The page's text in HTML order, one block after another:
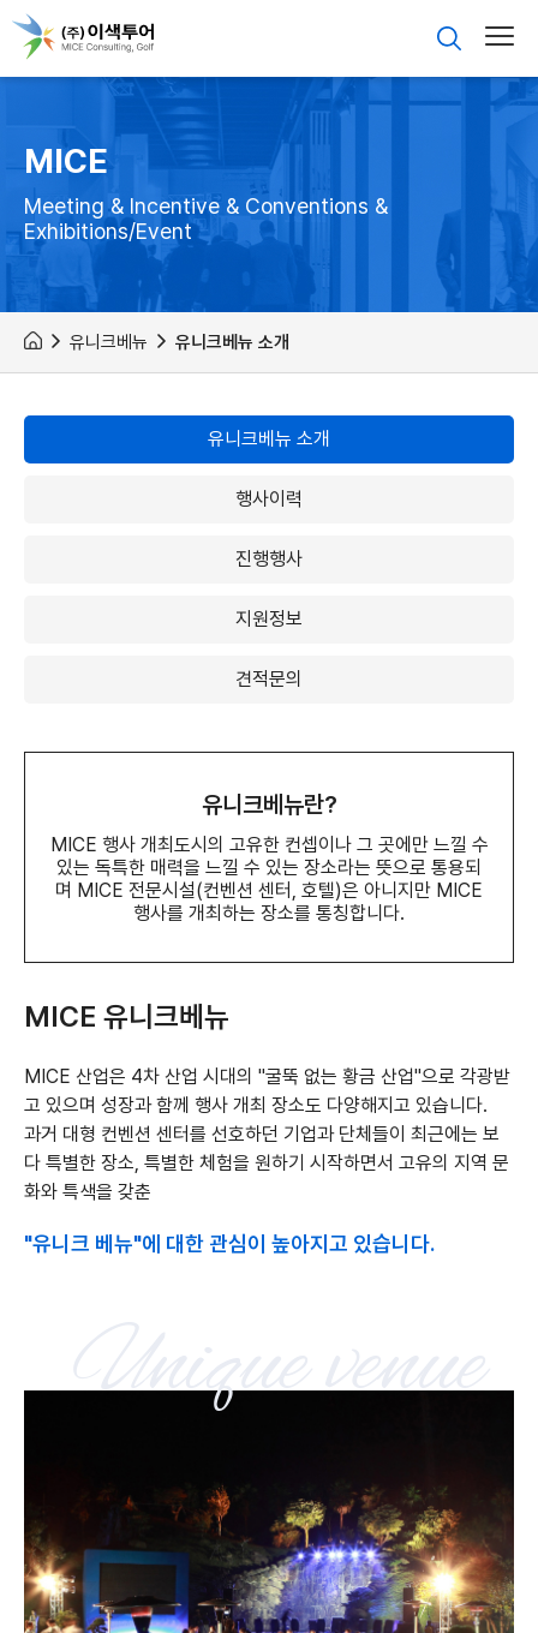
MICE
Meeting & Incentive & Conventions &
Exhibitions/Event
유니크베뉴 유니크베뉴 소개
유니크베뉴 소개
행사이력
진행행사
지원정보
견적문의
유니크베뉴란?
MICE 행사 개최도시의 고유한 컨셉이나 그 곳에만 느낄 수
있는 독특한 매력을 느낄 수 있는 장소라는 뜻으로 통용되
며 MICE 전문시설(컨벤션 센터, 호텔)은 아니지만 MICE
행사를 개최하는 장소를 통칭합니다.
MICE 유니크베뉴
MICE 산업은 4차 산업 시대의 "굴뚝 없는 황금 산업"으로 각광받
고 있으며 성장과 함께 행사 개최 장소도 다양해지고 있습니다.
과거 대형 컨벤션 센터를 선호하던 기업과 단체들이 최근에는 보
다 특별한 장소, 특별한 체험을 원하기 시작하면서 고유의 지역 문
화와 특색을 갖춘
"유니크 베뉴"에 대한 관심이 높아지고 있습니다.
Unique venue